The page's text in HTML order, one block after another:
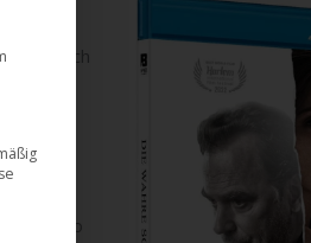
Nach
ein
das
desto